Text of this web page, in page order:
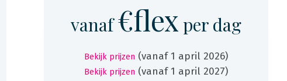
vanaf€flex per dag
Bekijk prijzen (vanaf 1 april 2026)
Bekijk prijzen (vanaf 1 april 2027)